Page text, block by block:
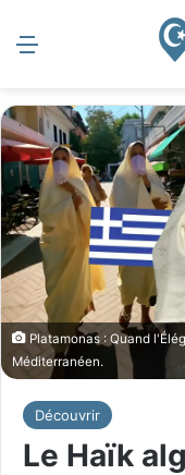
Platamonas : Quand
Méditerranéen.
Découvrir
Le Haïk